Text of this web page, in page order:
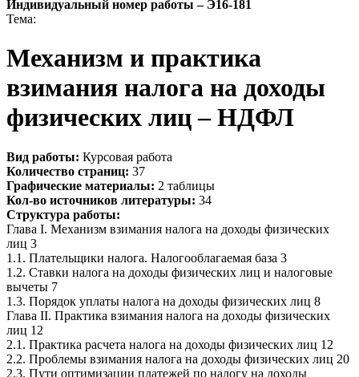
Индивидуальный номер работы – Э16-181
Тема:
Механизм и практика
взимания налога на доходы
физических лиц – НДФЛ
Вид работы: Курсовая работа
Количество страниц: 37
Графические материалы: 2 таблицы
Кол-во источников литературы: 34
Структура работы:
Глава I. Механизм взимания налога на доходы физических
лиц 3
1.1. Плательщики налога. Налогооблагаемая база 3
1.2. Ставки налога на доходы физических лиц и налоговые
вычеты 7
1.3. Порядок уплаты налога на доходы физических лиц 8
Глава II. Практика взимания налога на доходы физических
лиц 12
2.1. Практика расчета налога на доходы физических лиц 12
2.2. Проблемы взимания налога на доходы физических лиц 20
2.3. Пути оптимизации платежей по налогу на доходы